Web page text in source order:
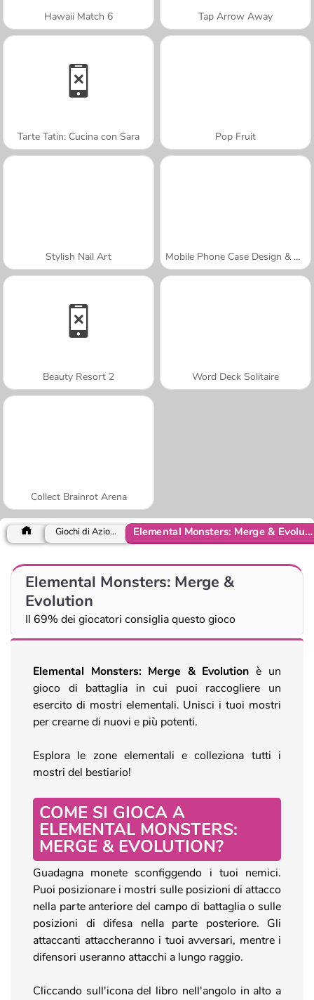
Hawaii Match 6 Tap Arrow Away
Tarte Tatin: Cucina con Sara Pop Fruit
Stylish Nail Art Mobile Phone Case Design & DIY
Beauty Resort 2 Word Deck Solitaire
Collect Brainrot Arena
Giochi di Azione Elemental Monsters: Merge & Evolution
Elemental Monsters: Merge &
Evolution
Il 69% dei giocatori consiglia questo gioco
Elemental Monsters: Merge & Evolution è un
gioco di battaglia in cui puoi raccogliere un
esercito di mostri elementali. Unisci i tuoi mostri
per crearne di nuovi e più potenti.
Esplora le zone elementali e colleziona tutti i
mostri del bestiario!
COME SI GIOCA A
ELEMENTAL MONSTERS:
MERGE & EVOLUTION?
Guadagna monete sconfiggendo i tuoi nemici.
Puoi posizionare i mostri sulle posizioni di attacco
nella parte anteriore del campo di battaglia o sulle
posizioni di difesa nella parte posteriore. Gli
attaccanti attaccheranno i tuoi avversari, mentre i
difensori useranno attacchi a lungo raggio.
Cliccando sull'icona del libro nell'angolo in alto a